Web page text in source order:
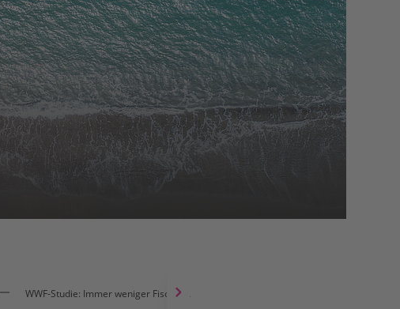
WWF-Studie: Immer weniger Fische durch wärmere Meere